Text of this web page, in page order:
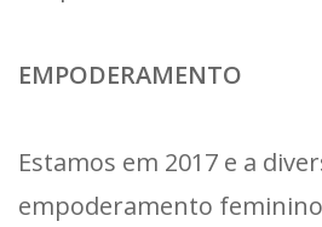
EMPODERAMENTO
Estamos em 2017 e a
empoderamento